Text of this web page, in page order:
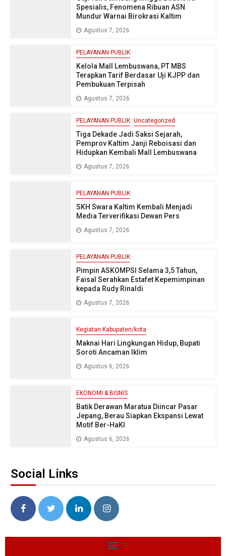
Spesialis, Fenomena Ribuan ASN
Mundur Warnai Birokrasi Kaltim
Agustus 7, 2026
PELAYANAN PUBLIK
Kelola Mall Lembuswana, PT MBS
Terapkan Tarif Berdasar Uji KJPP dan
Pembukuan Terpisah
Agustus 7, 2026
PELAYANAN PUBLIK Uncategorized
Tiga Dekade Jadi Saksi Sejarah,
Pemprov Kaltim Janji Reboisasi dan
Hidupkan Kembali Mall Lembuswana
Agustus 7, 2026
PELAYANAN PUBLIK
SKH Swara Kaltim Kembali Menjadi
Media Terverifikasi Dewan Pers
Agustus 7, 2026
PELAYANAN PUBLIK
Pimpin ASKOMPSI Selama 3,5 Tahun,
Faisal Serahkan Estafet Kepemimpinan
kepada Rudy Rinaldi
Agustus 7, 2026
Kegiatan Kabupaten/kota
Maknai Hari Lingkungan Hidup, Bupati
Soroti Ancaman Iklim
Agustus 6, 2026
EKONOMI & BISNIS
Batik Derawan Maratua Diincar Pasar
Jepang, Berau Siapkan Ekspansi Lewat
Motif Ber-HaKI
Agustus 6, 2026
Social Links